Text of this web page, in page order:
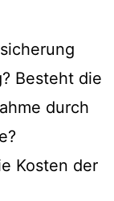
Besteht die
durch
Kosten der